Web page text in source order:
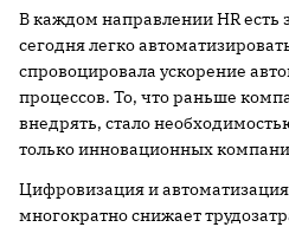
В каждом направлении HR есть
сегодня легко
спровоцировала ускорение
процессов. То, что раньше
внедрять, стало
только инновационных
Цифровизация и
многократно снижает